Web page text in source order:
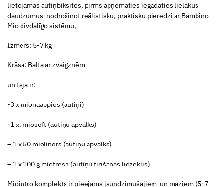
lietojamās autiņbiksītes, pirms apņematies iegādāties lielākus
daudzumus, nodrošinot reālistisku, praktisku pieredzi ar Bambino
Mio divdaļīgo sistēmu,
Izmērs: 5-7 kg
Krāsa: Balta ar zvaigznēm
un tajā ir:
-3 x mionaappies (autiņi)
-1 x. miosoft (autiņu apvalks)
– 1 x 50 mioliners (autiņu apvalks)
– 1 x 100 g miofresh (autiņu tīrīšanas līdzeklis)
Miointro komplekts ir pieejams jaundzimušajiem un maziem (5-7